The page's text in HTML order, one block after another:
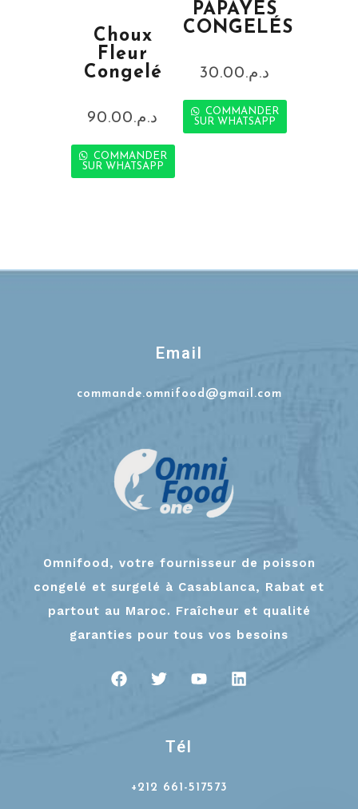
Choux
Fleur
Congelé
د.م.90.00
COMMANDER
SUR WHATSAPP
PAPAYES
CONGELÉS
د.م.30.00
COMMANDER
SUR WHATSAPP
Email
commande.omnifood@gmail.com
Omnifood, votre fournisseur de poisson
congelé et surgelé à Casablanca, Rabat et
partout au Maroc. Fraîcheur et qualité
garanties pour tous vos besoins
Tél
+212 661-517573